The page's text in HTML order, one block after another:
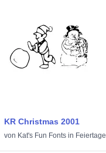
KR Christmas 2001
von Kat's Fun Fonts in Feiertage